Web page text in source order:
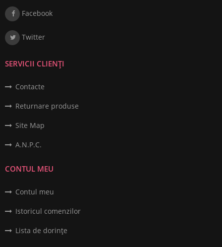
Facebook
Twitter
SERVICII CLIENȚI
Contacte
Returnare produse
Site Map
A.N.P.C.
CONTUL MEU
Contul meu
Istoricul comenzilor
Lista de dorințe